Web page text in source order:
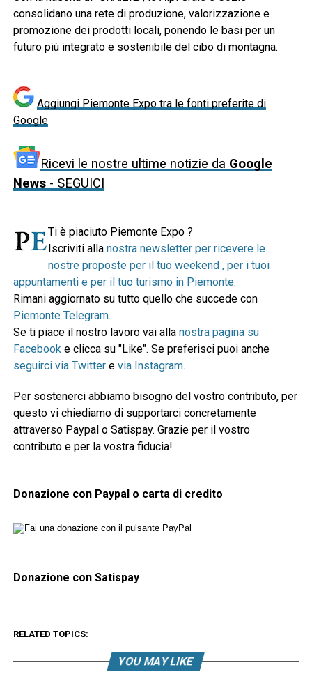
consolidano una rete di produzione, valorizzazione e
promozione dei prodotti locali, ponendo le basi per un
futuro più integrato e sostenibile del cibo di montagna.
Aggiungi Piemonte Expo tra le fonti preferite di
Google
Ricevi le nostre ultime notizie da Google
News- SEGUICI
Ti è piaciuto Piemonte Expo ?
Iscriviti alla nostra newsletter per ricevere le
nostre proposte per il tuo weekend , per i tuoi
appuntamenti e per il tuo turismo in Piemonte.
Rimani aggiornato su tutto quello che succede con
Piemonte Telegram.
Se ti piace il nostro lavoro vai alla nostra pagina su
Facebooke clicca su "Like". Se preferisci puoi anche
seguirci via Twittere via Instagram.
Per sostenerci abbiamo bisogno del vostro contributo, per
questo vi chiediamo di supportarci concretamente
attraverso Paypal o Satispay. Grazie per il vostro
contributo e per la vostra fiducia!
Donazione con Paypal o carta di credito
Donazione con Satispay
RELATED TOPICS:
YOU MAY LIKE